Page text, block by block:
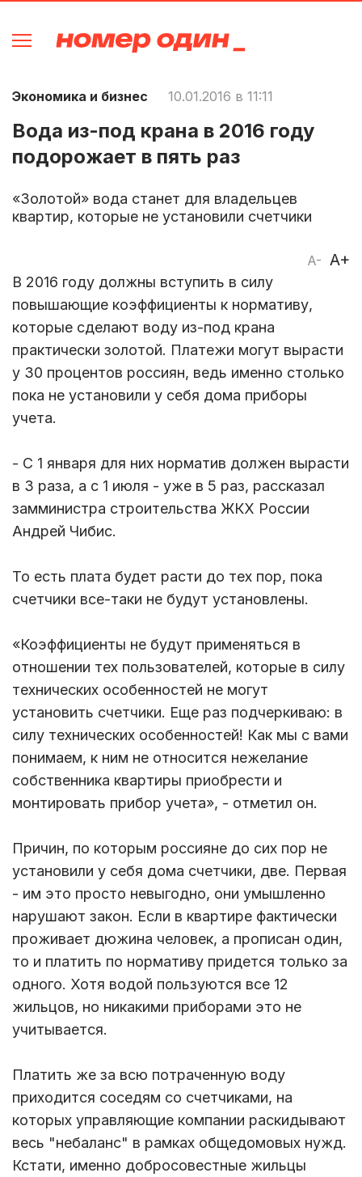
Экономика и бизнес 10.01.2016 в 11:11
Вода из-под крана в 2016 году
подорожает в пять раз
«Золотой» вода станет для владельцев
квартир, которые не установили счетчики
A- A+
В 2016 году должны вступить в силу
повышающие коэффициенты к нормативу,
которые сделают воду из-под крана
практически золотой. Платежи могут вырасти
у 30 процентов россиян, ведь именно столько
пока не установили у себя дома приборы
учета.
- С 1 января для них норматив должен вырасти
в 3 раза, а с 1 июля - уже в 5 раз, рассказал
замминистра строительства ЖКХ России
Андрей Чибис.
То есть плата будет расти до тех пор, пока
счетчики все-таки не будут установлены.
«Коэффициенты не будут применяться в
отношении тех пользователей, которые в силу
технических особенностей не могут
установить счетчики. Еще раз подчеркиваю: в
силу технических особенностей! Как мы с вами
понимаем, к ним не относится нежелание
собственника квартиры приобрести и
монтировать прибор учета», - отметил он.
Причин, по которым россияне до сих пор не
установили у себя дома счетчики, две. Первая
- им это просто невыгодно, они умышленно
нарушают закон. Если в квартире фактически
проживает дюжина человек, а прописан один,
то и платить по нормативу придется только за
одного. Хотя водой пользуются все 12
жильцов, но никакими приборами это не
учитывается.
Платить же за всю потраченную воду
приходится соседям со счетчиками, на
которых управляющие компании раскидывают
весь "небаланс" в рамках общедомовых нужд.
Кстати, именно добросовестные жильцы